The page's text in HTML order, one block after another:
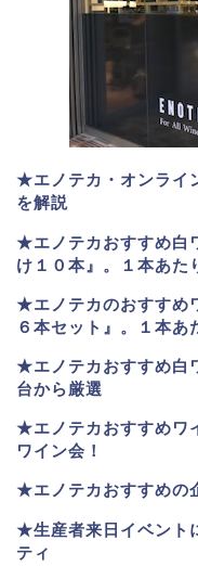
★エノテカ・オンライ
を解説
★エノテカおすすめ白
け１０本』。１本あた
★エノテカのおすすめ
６本セット』。
１本あ
★エノテカおすすめ
台から厳選
★エノテカおすすめワ
ワイン会！
★エノテカおすすめの
★生産者来日イベント
ティ